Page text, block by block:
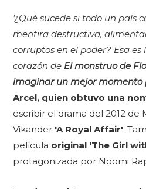
'¿Qué sucede si todo un país
mentira destructiva,
corruptos en el poder? Esa
corazón de El monstruo de
imaginar un mejor momento
Arcel, quien obtuvo una
escribir el drama del 2012 de
Vikander 'A Royal Affair'.
película original 'The Girl
protagonizada por Noomi